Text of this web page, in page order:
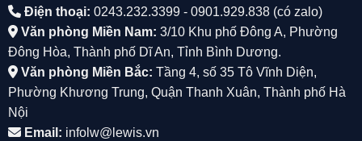
Điện thoại: 0243.232.3399 - 0901.929.838 (có zalo)
Văn phòng Miền Nam: 3/10 Khu phố Đông A, Phường
Đông Hòa, Thành phố Dĩ An, Tỉnh Bình Dương.
Văn phòng Miền Bắc: Tầng 4, số 35 Tô Vĩnh Diện,
Phường Khương Trung, Quận Thanh Xuân, Thành phố Hà
Nội
Email: infolw@lewis.vn